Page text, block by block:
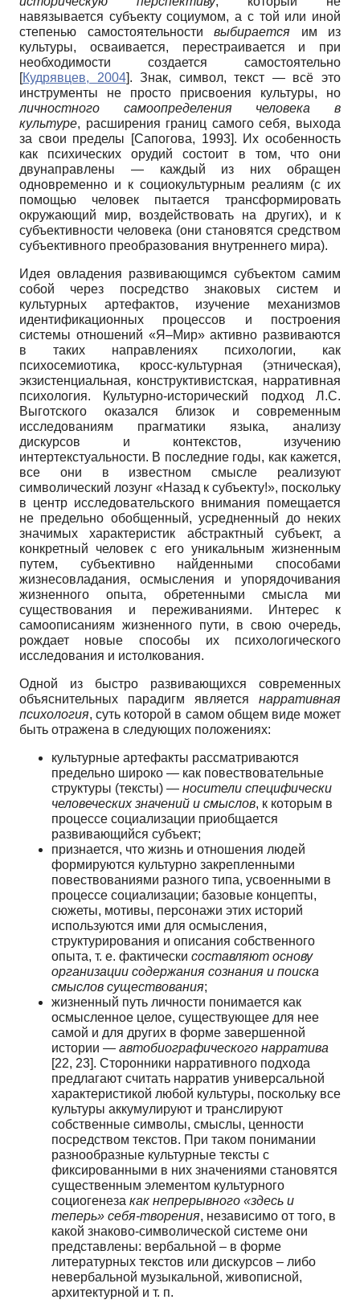
навязывается субъекту социумом, а с той или иной
степенью самостоятельности выбирается им из
культуры, осваивается, перестраивается и при
необходимости создается самостоятельно
[Кудрявцев, 2004]. Знак, символ, текст — всё это
инструменты не просто присвоения культуры, но
личностного самоопределения человека в
культуре, расширения границ самого себя, выхода
за свои пределы
[Сапогова, 1993]. Их особенность
как психических орудий состоит в том, что они
двунаправлены — каждый из них обращен
одновременно и к социокультурным реалиям (с их
помощью человек пытается трансформировать
окружающий мир, воздействовать на других), и к
субъективности человека (они становятся средством
субъективного преобразования внутреннего мира).
Идея овладения развивающимся субъектом самим
собой через посредство знаковых систем и
культурных артефактов, изучение механизмов
идентификационных процессов и построения
системы отношений «Я–Мир» активно развиваются
в таких направлениях психологии, как
психосемиотика, кросс-культурная (этническая),
экзистенциальная, конструктивистская, нарративная
психология. Культурно-исторический подход Л.С.
Выготского оказался близок и современным
исследованиям прагматики языка, анализу
дискурсов и контекстов, изучению
интертекстуальности. В последние годы, как кажется,
все они в известном смысле реализуют
символический лозунг «Назад к субъекту!», поскольку
в центр исследовательского внимания помещается
не предельно обобщенный, усредненный до неких
значимых характеристик абстрактный субъект, а
конкретный человек с его уникальным жизненным
путем, субъективно найденными способами
жизнесовладания, осмысления и упорядочивания
жизненного опыта, обретенными смысла ми
существования и переживаниями. Интерес к
самоописаниям жизненного пути, в свою очередь,
рождает новые способы их психологического
исследования и истолкования.
Одной из быстро развивающихся современных
объяснительных парадигм является нарративная
психология, суть которой в самом общем виде может
быть отражена в следующих положениях:
культурные артефакты рассматриваются
предельно широко — как повествовательные
структуры (тексты) — носители специфически
человеческих значений и смыслов, к которым в
процессе социализации приобщается
развивающийся субъект;
признается, что жизнь и отношения людей
формируются культурно закрепленными
повествованиями разного типа, усвоенными в
процессе социализации; базовые концепты,
сюжеты, мотивы, персонажи этих историй
используются ими для осмысления,
структурирования и описания собственного
опыта, т. е. фактически составляют основу
организации содержания сознания и поиска
смыслов существования;
жизненный путь личности понимается как
осмысленное целое, существующее для нее
самой и для других в форме завершенной
истории — автобиографического нарратива
[22, 23]. Сторонники нарративного подхода
предлагают считать нарратив универсальной
характеристикой любой культуры, поскольку все
культуры аккумулируют и транслируют
собственные символы, смыслы, ценности
посредством текстов. При таком понимании
разнообразные культурные тексты с
фиксированными в них значениями становятся
существенным элементом культурного
социогенеза как непрерывного «здесь и
теперь» себя-творения, независимо от того, в
какой знаково-символической системе они
представлены: вербальной – в форме
литературных текстов или дискурсов – либо
невербальной музыкальной, живописной,
архитектурной и т. п.